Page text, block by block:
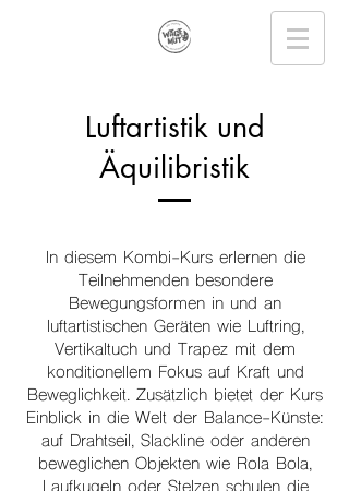
Luftartistik und
Äquilibristik
In diesem Kombi-Kurs erlernen die
Teilnehmenden besondere
Bewegungsformen in und an
luftartistischen Geräten wie Luftring,
Vertikaltuch und Trapez mit dem
konditionellem Fokus auf Kraft und
Beweglichkeit. Zusätzlich bietet der Kurs
Einblick in die Welt der Balance-Künste:
auf Drahtseil, Slackline oder anderen
beweglichen Objekten wie Rola Bola,